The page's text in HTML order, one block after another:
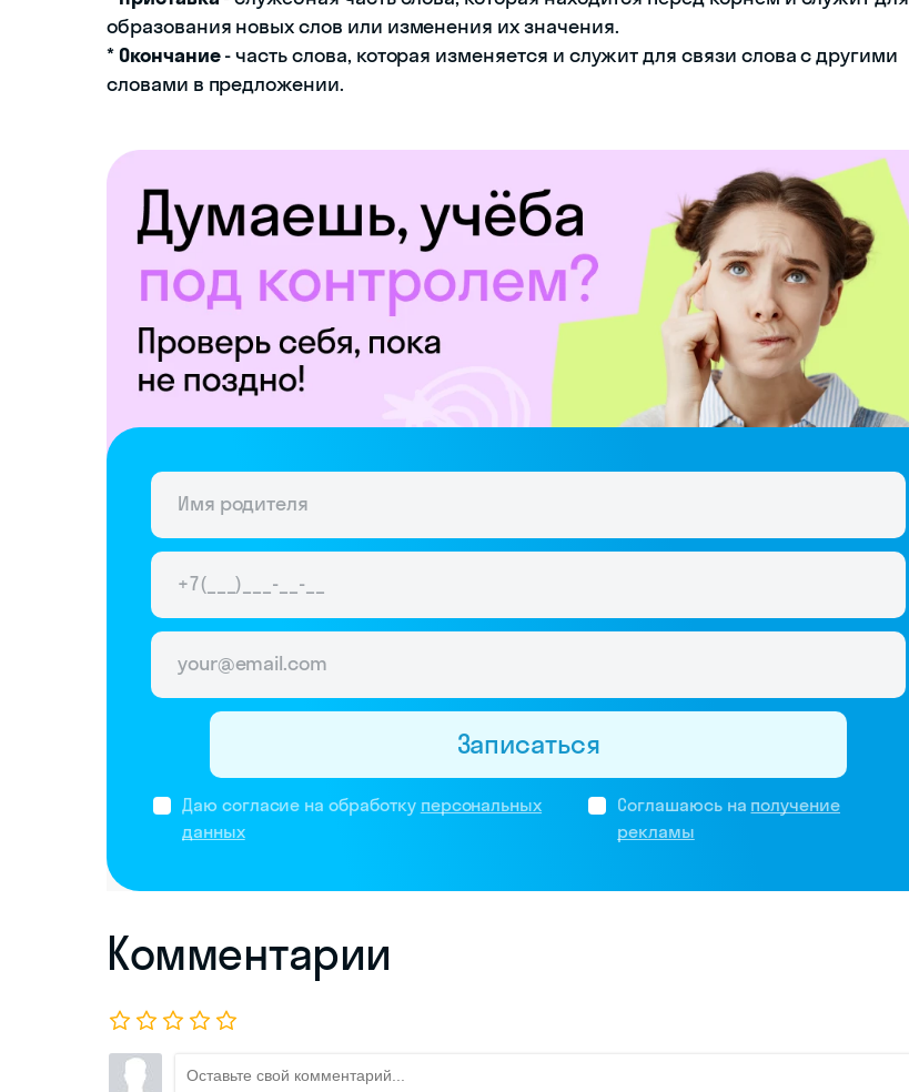
образования новых слов или изменения их значения.
*Окончание- часть слова, которая изменяется и служит для связи слова с другими
словами в предложении.
Даю согласие на обработку персональных
данных
Соглашаюсь на получение
рекламы
Записаться
Комментарии